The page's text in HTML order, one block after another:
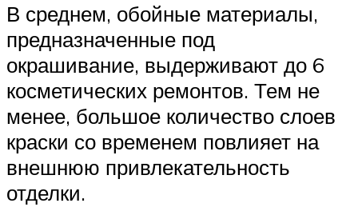
В среднем, обойные материалы,
предназначенные под
окрашивание, выдерживают до 6
косметических ремонтов. Тем не
менее, большое количество слоев
краски со временем повлияет на
внешнюю привлекательность
отделки.